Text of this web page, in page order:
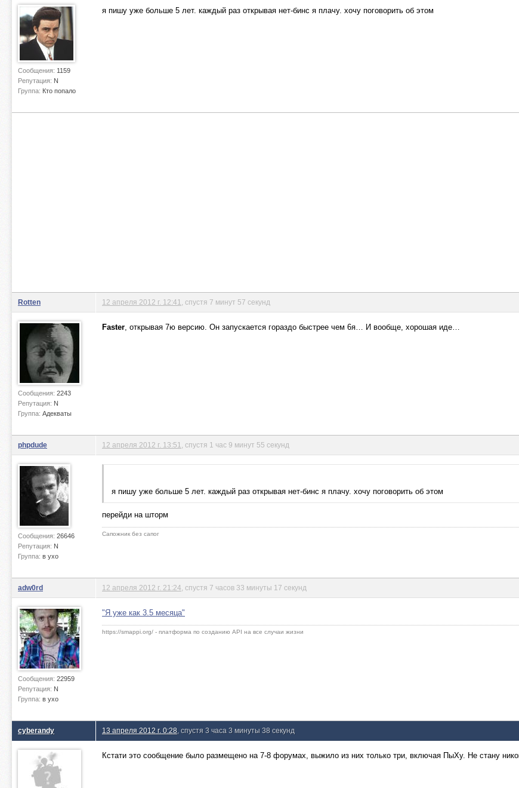
Сообщения: 1159
Репутация: N
Группа: Кто попало
я пишу уже больше 5 лет. каждый раз открывая нет-бинс я плачу. хочу поговорить об этом
Rotten
Сообщения: 2243
Репутация: N
Группа: Адекваты
12 апреля 2012 г. 12:41 , спустя 7 минут 57 секунд
Faster, открывая 7ю версию. Он запускается гораздо быстрее чем 6я… И вообще, хорошая иде…
phpdude
Сообщения: 26646
Репутация: N
Группа: в ухо
12 апреля 2012 г. 13:51 , спустя 1 час 9 минут 55 секунд
я пишу уже больше 5 лет. каждый раз открывая нет-бинс я плачу. хочу поговорить об этом
перейди на шторм
Сапожник без сапог
adw0rd
Сообщения: 22959
Репутация: N
Группа: в ухо
12 апреля 2012 г. 21:24 , спустя 7 часов 33 минуты 17 секунд
"Я уже как 3.5 месяца"
https://smappi.org/ - платформа по созданию API на все случаи жизни
cyberandy 13 апреля 2012 г. 0:28 , спустя 3 часа 3 минуты 38 секунд
Кстати это сообщение было размещено на 7-8 форумах, выжило из них только три, включая ПыХу. Не стану